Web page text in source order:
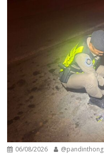
06/08/2026 @pandinthong